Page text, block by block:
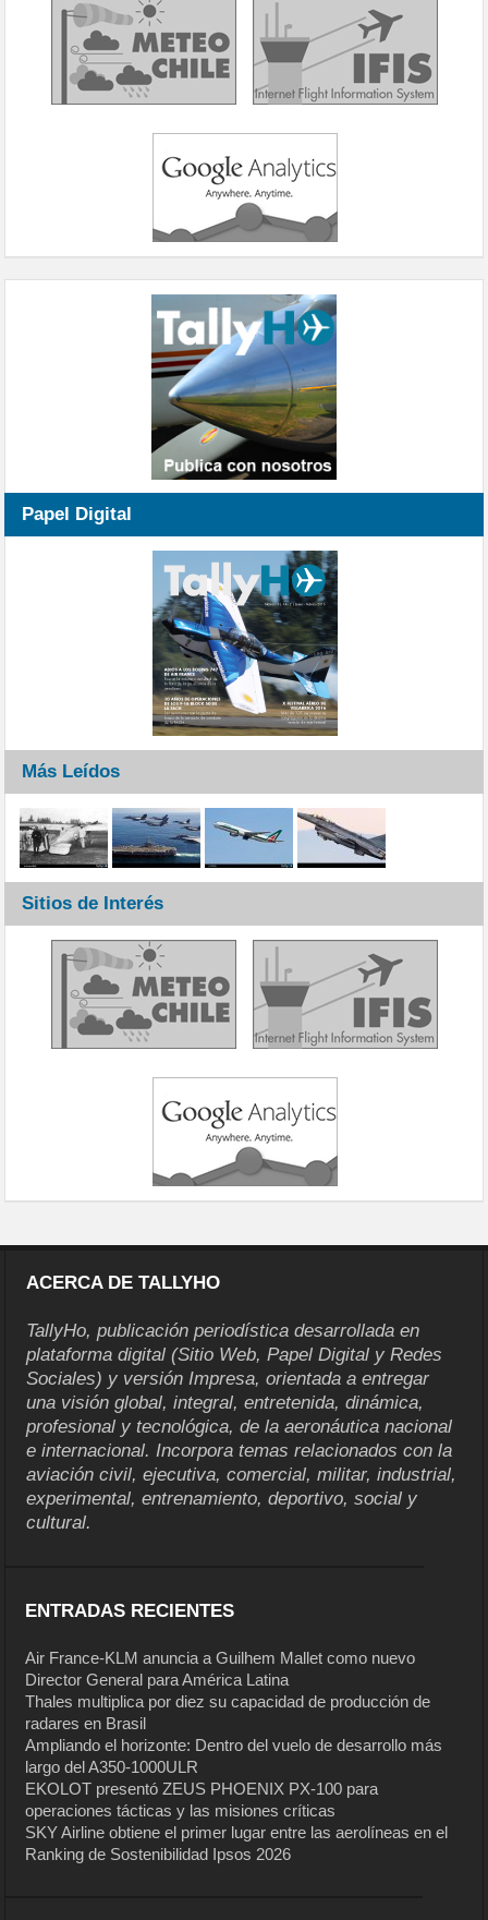
Papel Digital
Más Leídos
Sitios de Interés
ACERCA DE TALLYHO
TallyHo, publicación periodística desarrollada en
plataforma digital (Sitio Web, Papel Digital y Redes
Sociales) y versión Impresa, orientada a entregar
una visión global, integral, entretenida, dinámica,
profesional y tecnológica, de la aeronáutica nacional
e internacional. Incorpora temas relacionados con la
aviación civil, ejecutiva, comercial, militar, industrial,
experimental, entrenamiento, deportivo, social y
cultural.
ENTRADAS RECIENTES
Air France-KLM anuncia a Guilhem Mallet como nuevo
Director General para América Latina
Thales multiplica por diez su capacidad de producción de
radares en Brasil
Ampliando el horizonte: Dentro del vuelo de desarrollo más
largo del A350-1000ULR
EKOLOT presentó ZEUS PHOENIX PX-100 para
operaciones tácticas y las misiones críticas
SKY Airline obtiene el primer lugar entre las aerolíneas en el
Ranking de Sostenibilidad Ipsos 2026